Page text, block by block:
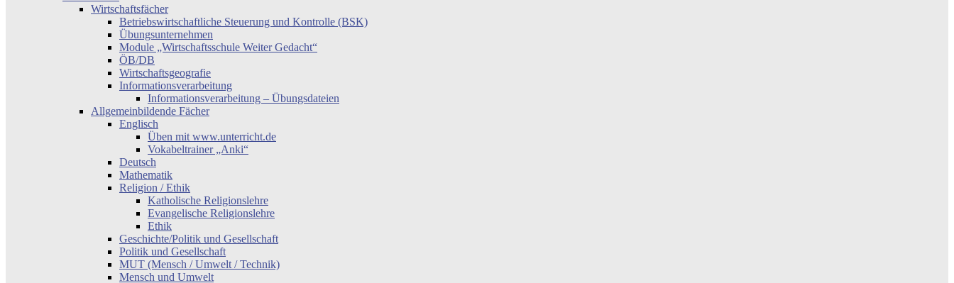
Wirtschaftsfächer
Betriebswirtschaftliche Steuerung und Kontrolle (BSK)
Übungsunternehmen
Module „Wirtschaftsschule Weiter Gedacht“
ÖB/DB
Wirtschaftsgeografie
Informationsverarbeitung
Informationsverarbeitung – Übungsdateien
Allgemeinbildende Fächer
Englisch
Üben mit www.unterricht.de
Vokabeltrainer „Anki“
Deutsch
Mathematik
Religion / Ethik
Katholische Religionslehre
Evangelische Religionslehre
Ethik
Geschichte/Politik und Gesellschaft
Politik und Gesellschaft
MUT (Mensch / Umwelt / Technik)
Mensch und Umwelt